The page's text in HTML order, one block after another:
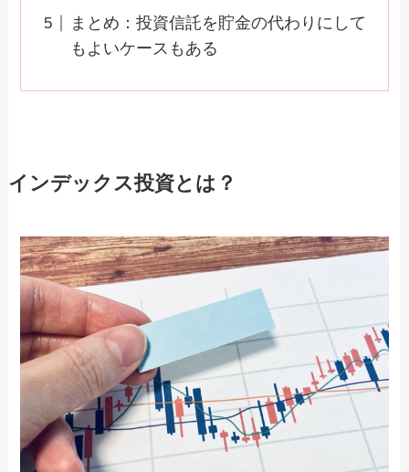
まとめ：投資信託を貯金の代わりにして
もよいケースもある
インデックス投資とは？